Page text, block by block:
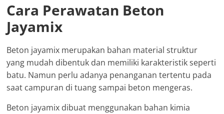
Cara Perawatan Beton
Jayamix
Beton jayamix merupakan bahan material struktur
yang mudah dibentuk dan memiliki karakteristik seperti
batu. Namun perlu adanya penanganan tertentu pada
saat campuran di tuang sampai beton mengeras.
Beton jayamix dibuat menggunakan bahan kimia